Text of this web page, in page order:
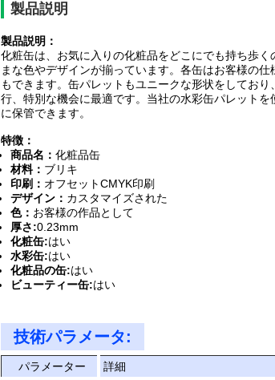
製品説明
製品説明：
化粧缶は、お気に入りの化粧品をどこにでも持ち歩
まな色やデザインが揃っています。各缶はお客様の
もできます。缶パレットもユニークな形状をしてお
行、特別な機会に最適です。当社の水彩缶パレット
に保管できます。
特徴：
商品名： 化粧品缶
材料： ブリキ
印刷： オフセットCMYK印刷
デザイン： カスタマイズされた
色： お客様の作品として
厚さ:0.23mm
化粧缶:はい
水彩缶:はい
化粧品の缶:はい
ビューティー缶:はい
技術パラメータ:
パラメーター
詳細